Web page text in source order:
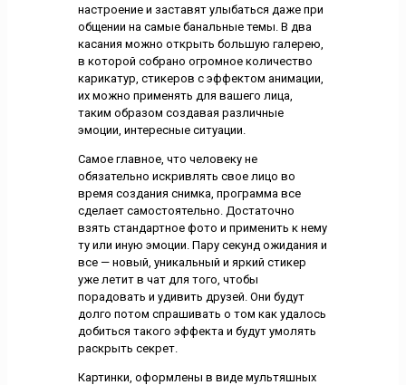
настроение и заставят улыбаться даже при
общении на самые банальные темы. В два
касания можно открыть большую галерею,
в которой собрано огромное количество
карикатур, стикеров с эффектом анимации,
их можно применять для вашего лица,
таким образом создавая различные
эмоции, интересные ситуации.
Самое главное, что человеку не
обязательно искривлять свое лицо во
время создания снимка, программа все
сделает самостоятельно. Достаточно
взять стандартное фото и применить к нему
ту или иную эмоции. Пару секунд ожидания и
все — новый, уникальный и яркий стикер
уже летит в чат для того, чтобы
порадовать и удивить друзей. Они будут
долго потом спрашивать о том как удалось
добиться такого эффекта и будут умолять
раскрыть секрет.
Картинки, оформлены в виде мультяшных